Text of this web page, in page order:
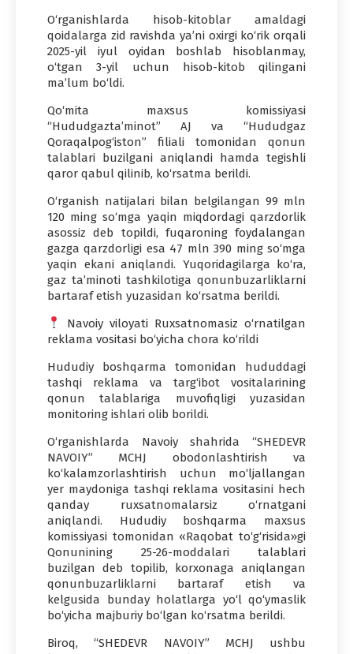
O‘rganishlarda hisob-kitoblar amaldagi
qoidalarga zid ravishda ya’ni oxirgi ko‘rik orqali
2025-yil iyul oyidan boshlab hisoblanmay,
o‘tgan 3-yil uchun hisob-kitob qilingani
ma’lum bo‘ldi.
Qo‘mita maxsus komissiyasi
“Hududgazta’minot” AJ va “Hududgaz
Qoraqalpog‘iston” filiali tomonidan qonun
talablari buzilgani aniqlandi hamda tegishli
qaror qabul qilinib, ko‘rsatma berildi.
O‘rganish natijalari bilan belgilangan 99 mln
120 ming so‘mga yaqin miqdordagi qarzdorlik
asossiz deb topildi, fuqaroning foydalangan
gazga qarzdorligi esa 47 mln 390 ming so‘mga
yaqin ekani aniqlandi. Yuqoridagilarga ko‘ra,
gaz ta’minoti tashkilotiga qonunbuzarliklarni
bartaraf etish yuzasidan ko‘rsatma berildi.
Navoiy viloyati Ruxsatnomasiz o‘rnatilgan
reklama vositasi bo‘yicha chora ko‘rildi
Hududiy boshqarma tomonidan hududdagi
tashqi reklama va targ‘ibot vositalarining
qonun talablariga muvofiqligi yuzasidan
monitoring ishlari olib borildi.
O‘rganishlarda Navoiy shahrida “SHEDEVR
NAVOIY” MCHJ obodonlashtirish va
ko‘kalamzorlashtirish uchun mo‘ljallangan
yer maydoniga tashqi reklama vositasini hech
qanday ruxsatnomalarsiz o‘rnatgani
aniqlandi. Hududiy boshqarma maxsus
komissiyasi tomonidan «Raqobat to‘g‘risida»gi
Qonunining 25-26-moddalari talablari
buzilgan deb topilib, korxonaga aniqlangan
qonunbuzarliklarni bartaraf etish va
kelgusida bunday holatlarga yo‘l qo‘ymaslik
bo‘yicha majburiy bo‘lgan ko‘rsatma berildi.
Biroq, “SHEDEVR NAVOIY” MCHJ ushbu